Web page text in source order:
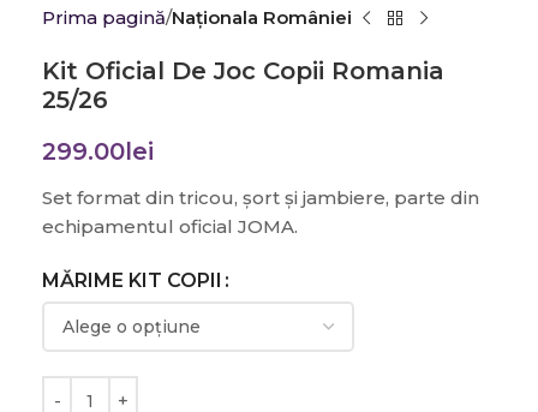
Prima pagină Naționala României
Kit Oficial De Joc Copii Romania
25/26
299.00lei
Set format din tricou, șort și jambiere, parte din
echipamentul oficial JOMA.
MĂRIME KIT COPII